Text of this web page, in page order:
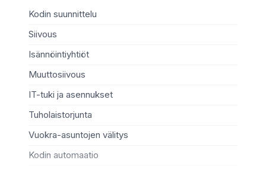
Kodin suunnittelu
Siivous
Isännöintiyhtiöt
Muuttosiivous
IT-tuki ja asennukset
Tuholaistorjunta
Vuokra-asuntojen välitys
Kodin automaatio